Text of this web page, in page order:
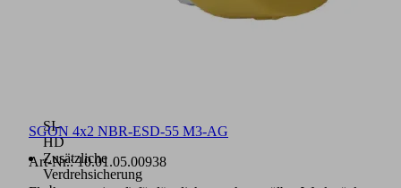
SI-
HD
Zusätzliche
Verdrehsicherung
SGON 4x2 NBR-ESD-55 M3-AG
Art-Nr.:10.01.05.00938